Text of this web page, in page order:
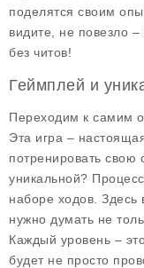
поделятся своим
видите, не повезло –
без читов!
Геймплей и
Переходим к самим
Эта игра –
потренировать свою
уникальной?
наборе ходов. Здесь
нужно думать не
Каждый уровень –
будет не просто